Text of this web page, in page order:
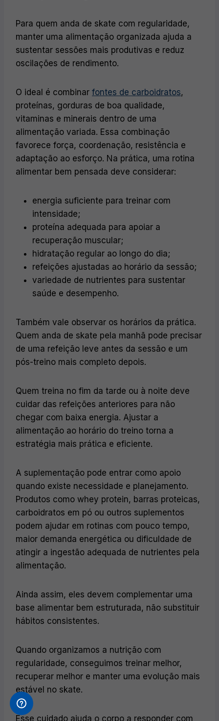
Para quem anda de skate com regularidade,
manter uma alimentação organizada ajuda a
sustentar sessões mais produtivas e reduz
oscilações de rendimento.
O ideal é combinar fontes de carboidratos,
proteínas, gorduras de boa qualidade,
vitaminas e minerais dentro de uma
alimentação variada. Essa combinação
favorece força, coordenação, resistência e
adaptação ao esforço. Na prática, uma rotina
alimentar bem pensada deve considerar:
energia suficiente para treinar com
intensidade;
proteína adequada para apoiar a
recuperação muscular;
hidratação regular ao longo do dia;
refeições ajustadas ao horário da sessão;
variedade de nutrientes para sustentar
saúde e desempenho.
Também vale observar os horários da prática.
Quem anda de skate pela manhã pode precisar
de uma refeição leve antes da sessão e um
pós-treino mais completo depois.
Quem treina no fim da tarde ou à noite deve
cuidar das refeições anteriores para não
chegar com baixa energia. Ajustar a
alimentação ao horário do treino torna a
estratégia mais prática e eficiente.
A suplementação pode entrar como apoio
quando existe necessidade e planejamento.
Produtos como whey protein, barras proteicas,
carboidratos em pó ou outros suplementos
podem ajudar em rotinas com pouco tempo,
maior demanda energética ou dificuldade de
atingir a ingestão adequada de nutrientes pela
alimentação.
Ainda assim, eles devem complementar uma
base alimentar bem estruturada, não substituir
hábitos consistentes.
Quando organizamos a nutrição com
regularidade, conseguimos treinar melhor,
recuperar melhor e manter uma evolução mais
estável no skate.
Esse cuidado ajuda o corpo a responder com